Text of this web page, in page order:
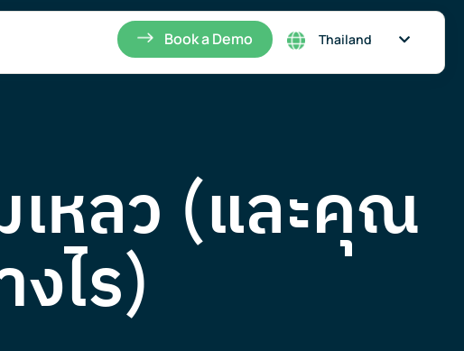
Book a Demo Thailand
Singapore
เหลว (และคุณ
ไร)